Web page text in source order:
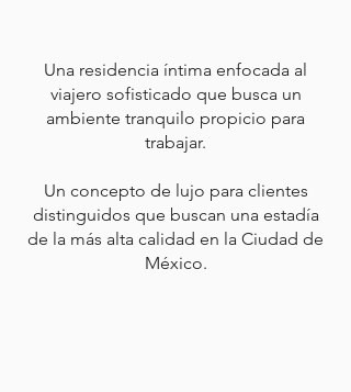
Una residencia íntima enfocada al
viajero sofisticado que busca un
ambiente tranquilo propicio para
trabajar.
Un concepto de lujo para clientes
distinguidos que buscan una estadía
de la más alta calidad en la Ciudad de
México.